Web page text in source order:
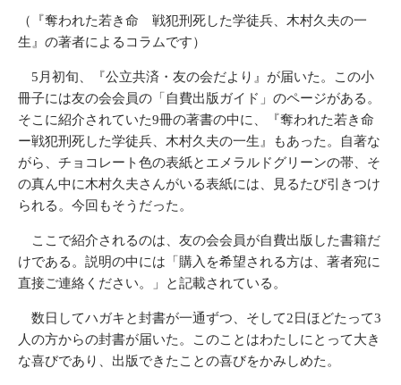
（
『奪われた若き命 戦犯刑死した学徒兵、木村久夫の一
生』 の著者によるコラムです）
5月初旬、『公立共済・友の会だより』が届いた。この小
冊子には友の会会員の「自費出版ガイド」のページがある。
そこに紹介されていた9冊の著書の中に、『奪われた若き命
ー戦犯刑死した学徒兵、木村久夫の一生』もあった。自著な
がら、チョコレート色の表紙とエメラルドグリーンの帯、そ
の真ん中に木村久夫さんがいる表紙には、見るたび引きつけ
られる。今回もそうだった。
ここで紹介されるのは、友の会会員が自費出版した書籍だ
けである。説明の中には「購入を希望される方は、著者宛に
直接ご連絡ください。」と記載されている。
数日してハガキと封書が一通ずつ、そして2日ほどたって3
人の方からの封書が届いた。このことはわたしにとって大き
な喜びであり、出版できたことの喜びをかみしめた。